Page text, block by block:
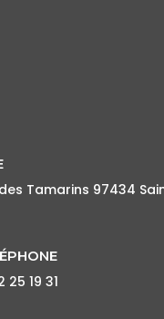
Tamarins 97434
25 19 31